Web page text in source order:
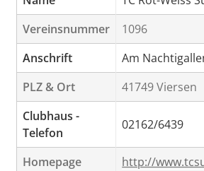
Vereinsnummer
1096
Anschrift
Am
PLZ & Ort
41749 Viersen
Clubhaus -
Telefon
02162/6439
Homepage http://